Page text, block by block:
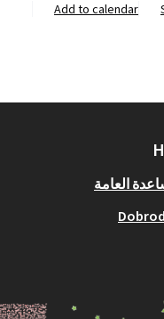
Add to calendar
العامة